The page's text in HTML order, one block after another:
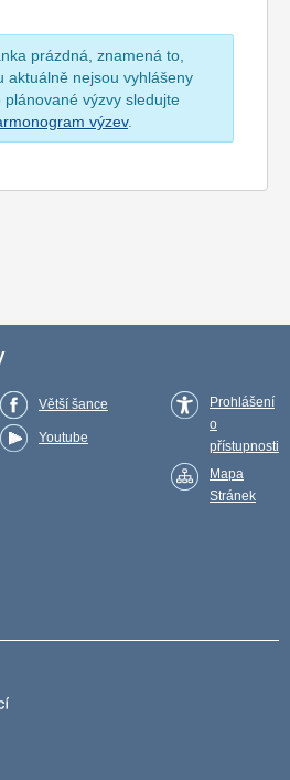
prázdná, znamená to,
aktuálně nejsou vyhlášeny
plánované výzvy sledujte
výzev.
Větší šance
Youtube
Prohlášení
o
přístupnosti
Mapa
Stránek